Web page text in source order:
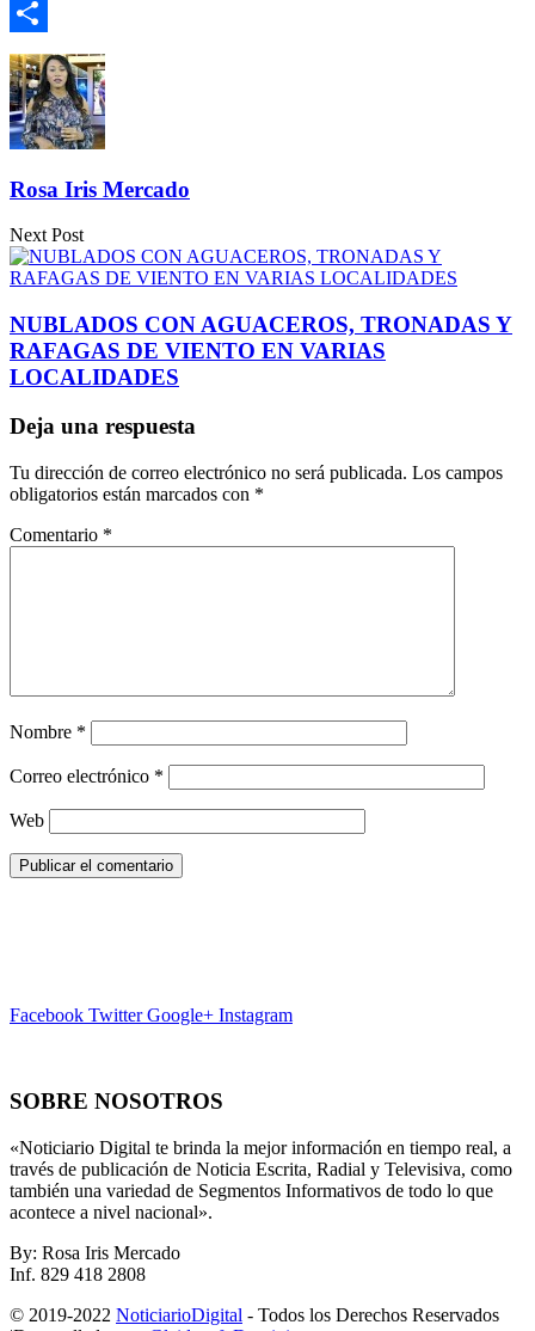
Email
Compartir
Rosa Iris Mercado
Next Post
NUBLADOS CON AGUACEROS, TRONADAS Y
RAFAGAS DE VIENTO EN VARIAS
LOCALIDADES
Deja una respuesta
Tu dirección de correo electrónico no será publicada. Los campos
obligatorios están marcados con *
Comentario *
Nombre *
Correo electrónico *
Web
Facebook Twitter Google+ Instagram
SOBRE NOSOTROS
«Noticiario Digital te brinda la mejor información en tiempo real, a
través de publicación de Noticia Escrita, Radial y Televisiva, como
también una variedad de Segmentos Informativos de todo lo que
acontece a nivel nacional».
By: Rosa Iris Mercado
Inf. 829 418 2808
© 2019-2022 NoticiarioDigital - Todos los Derechos Reservados